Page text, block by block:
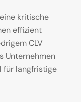
kritische
effizient
CLV
Unternehmen
für langfristige